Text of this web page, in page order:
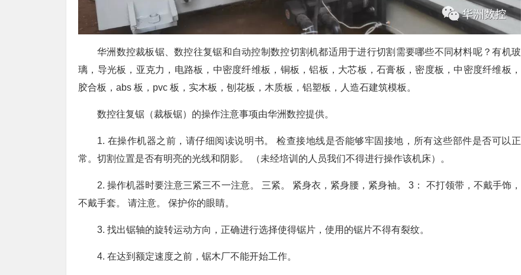
华洲数控裁板锯、数控往复锯和自动控制数控切割机都适用于进行切割需要哪些不同材料呢？有机玻
璃，导光板，亚克力，电路板，中密度纤维板，铜板，铝板，大芯板，石膏板，密度板，中密度纤维板，
胶合板，abs 板，pvc 板，实木板，刨花板，木质板，铝塑板，人造石建筑模板。
数控往复锯（裁板锯）的操作注意事项由华洲数控提供。
1. 在操作机器之前，请仔细阅读说明书。 检查接地线是否能够牢固接地，所有这些部件是否可以正
常。切割位置是否有明亮的光线和阴影。 （未经培训的人员我们不得进行操作该机床）。
2. 操作机器时要注意三紧三不一注意。 三紧。 紧身衣，紧身腰，紧身袖。 3： 不打领带，不戴手饰，
不戴手套。 请注意。 保护你的眼睛。
3. 找出锯轴的旋转运动方向，正确进行选择使得锯片，使用的锯片不得有裂纹。
4. 在达到额定速度之前，锯木厂不能开始工作。